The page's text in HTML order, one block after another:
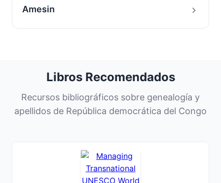
Amesin
Libros Recomendados
Recursos bibliográficos sobre genealogía y
apellidos de República democrática del Congo